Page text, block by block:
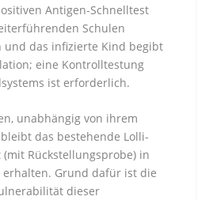
Antigen-Schnelltest
Schulen
und das infizierte Kind begibt
eine Kontrolltestung
ist erforderlich.
unabhängig von ihrem
das bestehende Lolli-
Rückstellungsprobe) in
erhalten. Grund dafür ist die
dieser